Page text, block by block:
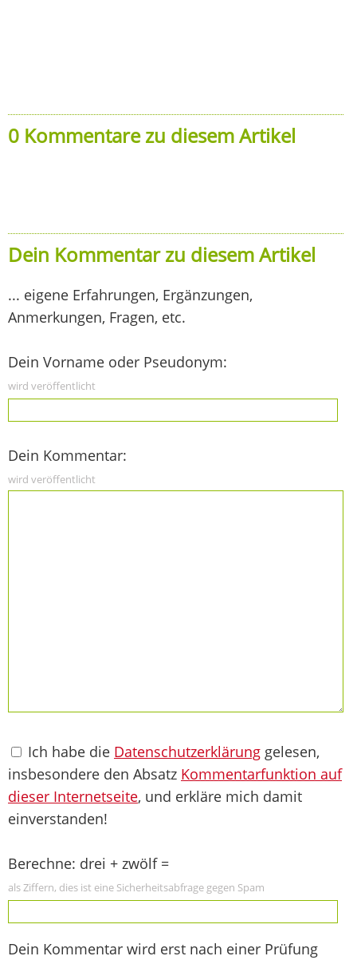
0 Kommentare zu diesem Artikel
Dein Kommentar zu diesem Artikel
... eigene Erfahrungen, Ergänzungen,
Anmerkungen, Fragen, etc.
Dein Vorname oder Pseudonym:
wird veröffentlicht
Dein Kommentar:
wird veröffentlicht
Ich habe die Datenschutzerklärung gelesen,
insbesondere den Absatz Kommentarfunktion auf
dieser Internetseite, und erkläre mich damit
einverstanden!
Berechne: drei + zwölf =
als Ziffern, dies ist eine Sicherheitsabfrage gegen Spam
Dein Kommentar wird erst nach einer Prüfung